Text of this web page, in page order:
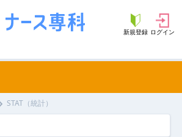
新規登録 ログイン
STAT（統計）